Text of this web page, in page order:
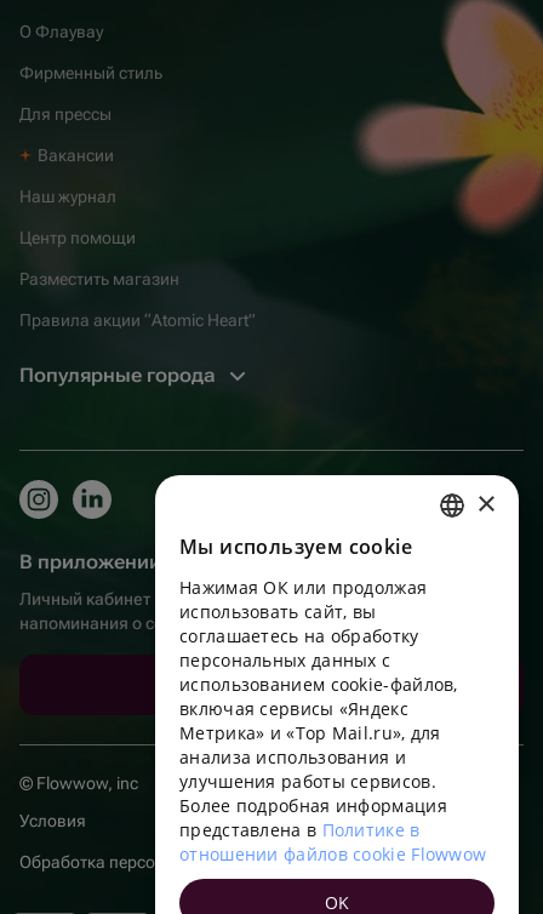
О Флаувау
Фирменный стиль
Для прессы
Вакансии
Наш журнал
Центр помощи
Разместить магазин
Правила акции “Atomic Heart”
Популярные города
В приложении еще удобнее!
Личный кабинет получателя, больше бонусов за покупки и
напоминания о событиях
Скачать приложение
© Flowwow, inc
Условия
Обработка персональных данных
ENGLISH
UKRAINIAN
PORTUGUESE
FRENCH
TURKISH
×
Мы используем сookie
Нажимая ОК или продолжая
использовать сайт, вы
соглашаетесь на обработку
персональных данных с
использованием cookie-файлов,
включая сервисы «Яндекс
Метрика» и «Top Mail.ru», для
анализа использования и
улучшения работы сервисов.
Более подробная информация
представлена в Политике в
отношении файлов cookie Flowwow
OK